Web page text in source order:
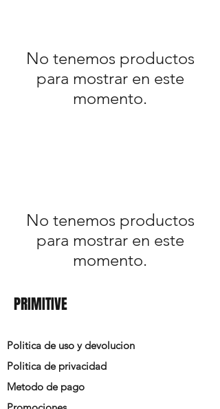
No tenemos productos
para mostrar en este
momento.
No tenemos productos
para mostrar en este
momento.
PRIMITIVE
Politica de uso y devolucion
Politica de privacidad
Metodo de pago